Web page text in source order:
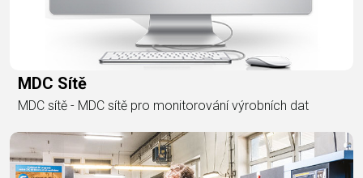
MDC Sítě
MDC sítě - MDC sítě pro monitorování výrobních dat